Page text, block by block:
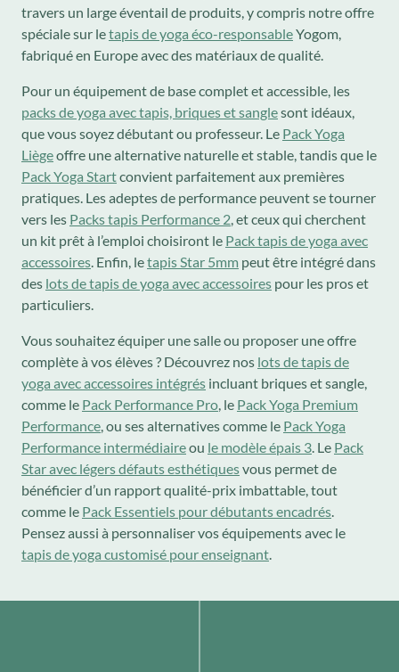
travers un large éventail de produits, y compris notre offre
spéciale sur letapis de yoga éco-responsableYogom,
fabriqué en Europe avec des matériaux de qualité.
Pour un équipement de base complet et accessible, les
packs de yoga avec tapis, briques et sanglesont idéaux,
que vous soyez débutant ou professeur. Le Pack Yoga
Liègeoffre une alternative naturelle et stable, tandis que le
Pack Yoga Startconvient parfaitement aux premières
pratiques. Les adeptes de performance peuvent se tourner
vers les Packs tapis Performance 2 , et ceux qui cherchent
un kit prêt à l’emploi choisiront le Pack tapis de yoga avec
accessoires . Enfin, letapis Star 5mm peut être intégré dans
des lots de tapis de yoga avec accessoires pour les pros et
particuliers.
Vous souhaitez équiper une salle ou proposer une offre
complète à vos élèves ? Découvrez nos lots de tapis de
yoga avec accessoires intégrés incluant briques et sangle,
comme le Pack Performance Pro , le Pack Yoga Premium
Performance , ou ses alternatives comme le Pack Yoga
Performance intermédiaireou le modèle épais 3 . Le Pack
Star avec légers défauts esthétiquesvous permet de
bénéficier d’un rapport qualité-prix imbattable, tout
comme le Pack Essentiels pour débutants encadrés
Pensez aussi à personnaliser vos équipements avec le
tapis de yoga customisé pour enseignant